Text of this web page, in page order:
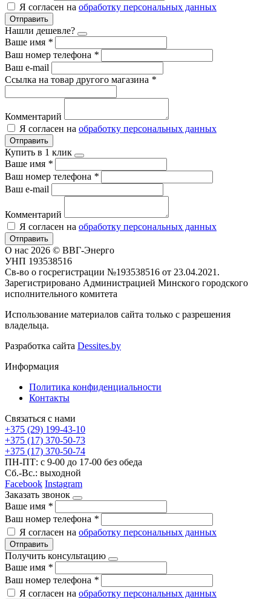
Я согласен на обработку персональных данных
Отправить
Нашли дешевле?
Ваше имя *
Ваш номер телефона *
Ваш e-mail
Ссылка на товар другого магазина *
Комментарий
Я согласен на обработку персональных данных
Отправить
Купить в 1 клик
Ваше имя *
Ваш номер телефона *
Ваш e-mail
Комментарий
Я согласен на обработку персональных данных
Отправить
О нас 2026 © ВВГ-Энерго
УНП 193538516
Св-во о госрегистрации №193538516 от 23.04.2021.
Зарегистрировано Администрацией Минского городского
исполнительного комитета
Использование материалов сайта только с разрешения
владельца.
Разработка сайта Dessites.by
Информация
Политика конфиденциальности
Контакты
Связаться с нами
+375 (29) 199-43-10
+375 (17) 370-50-73
+375 (17) 370-50-74
ПН-ПТ: с 9-00 до 17-00 без обеда
Сб.-Вс.: выходной
Facebook Instagram
Заказать звонок
Ваше имя *
Ваш номер телефона *
Я согласен на обработку персональных данных
Отправить
Получить консультацию
Ваше имя *
Ваш номер телефона *
Я согласен на обработку персональных данных